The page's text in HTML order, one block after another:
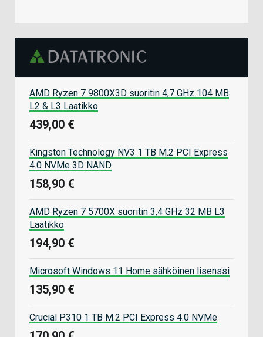
AMD Ryzen 7 9800X3D suoritin 4,7 GHz 104 MB
L2 & L3 Laatikko
439,00 €
Kingston Technology NV3 1 TB M.2 PCI Express
4.0 NVMe 3D NAND
158,90 €
AMD Ryzen 7 5700X suoritin 3,4 GHz 32 MB L3
Laatikko
194,90 €
Microsoft Windows 11 Home sähköinen lisenssi
135,90 €
Crucial P310 1 TB M.2 PCI Express 4.0 NVMe